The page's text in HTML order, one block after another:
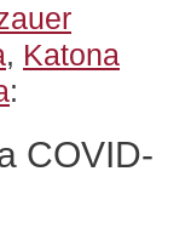
, Katona
:
COVID-